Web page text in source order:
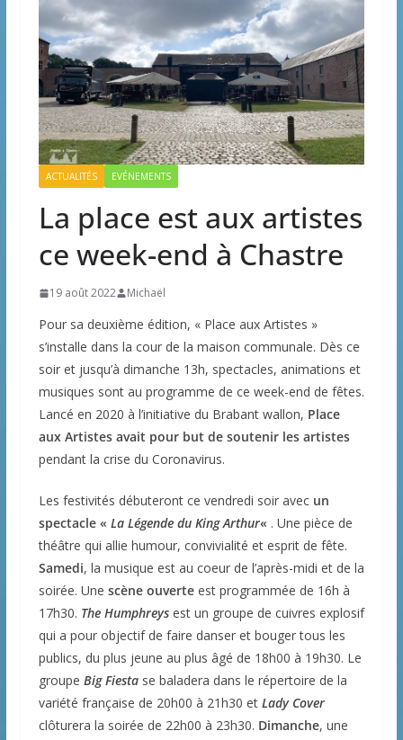
ACTUALITÉS EVÉNEMENTS
La place est aux artistes
ce week-end à Chastre
19 août 2022 Michaël
Pour sa deuxième édition, « Place aux Artistes »
s’installe dans la cour de la maison communale. Dès ce
soir et jusqu’à dimanche 13h, spectacles, animations et
musiques sont au programme de ce week-end de fêtes.
Lancé en 2020 à l’initiative du Brabant wallon, Place
aux Artistes avait pour but de soutenir les artistes
pendant la crise du Coronavirus.
Les festivités débuteront ce vendredi soir avec un
spectacle « La Légende du King Arthur« . Une pièce de
théâtre qui allie humour, convivialité et esprit de fête.
Samedi, la musique est au coeur de l’après-midi et de la
soirée. Une scène ouverteest programmée de 16h à
17h30. The Humphreysest un groupe de cuivres explosif
qui a pour objectif de faire danser et bouger tous les
publics, du plus jeune au plus âgé de 18h00 à 19h30. Le
groupe Big Fiestase baladera dans le répertoire de la
variété française de 20h00 à 21h30 et Lady Cover
clôturera la soirée de 22h00 à 23h30. Dimanche, une